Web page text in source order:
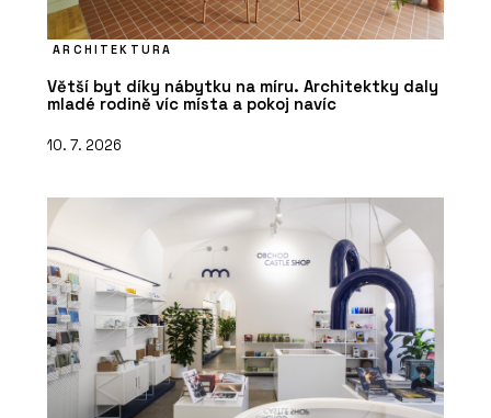
ARCHITEKTURA
Větší byt díky nábytku na míru. Architektky daly
mladé rodině víc místa a pokoj navíc
10. 7. 2026